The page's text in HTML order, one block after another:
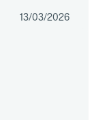
13/03/2026